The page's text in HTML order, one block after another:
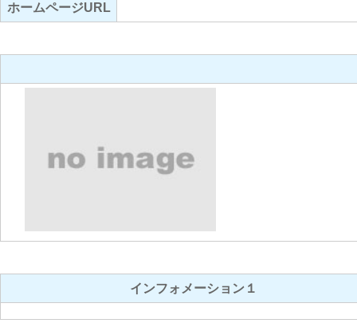
ホームページURL
インフォメーション１